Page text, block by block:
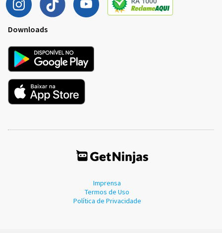
Downloads
Imprensa
Termos de Uso
Política de Privacidade